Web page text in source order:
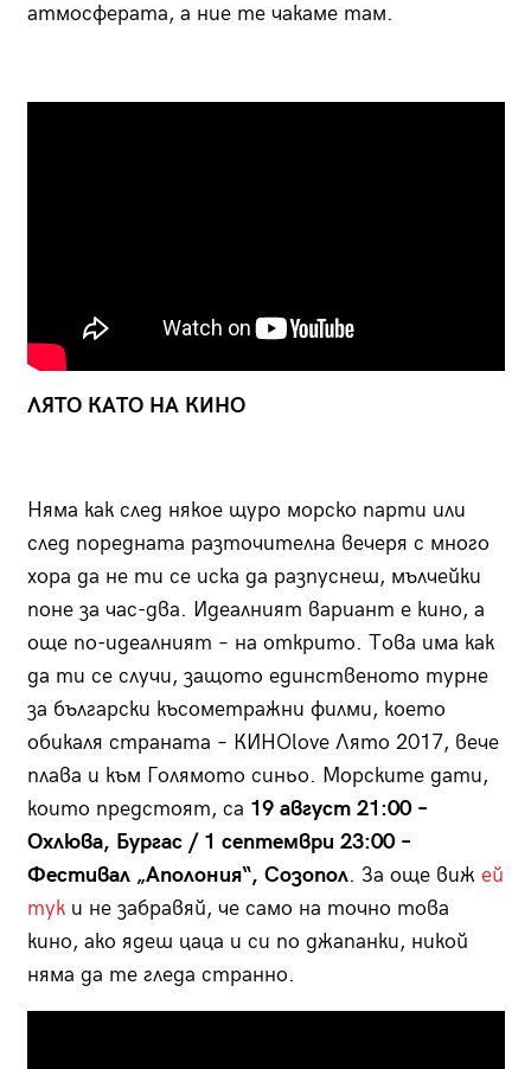
атмосферата, а ние те чакаме там.
ЛЯТО КАТО НА КИНО
Няма как след някое щуро морско парти или
след поредната разточителна вечеря с много
хора да не ти се иска да разпуснеш, мълчейки
поне за час-два. Идеалният вариант е кино, а
още по-идеалният – на открито. Това има как
да ти се случи, защото единственото турне
за български късометражни филми, което
обикаля страната – КИНОlove Лято 2017, вече
плава и към Голямото синьо. Морските дати,
които предстоят, са 19 август 21:00 –
Охлюва, Бургас / 1 септември 23:00 –
Фестивал „Аполония“, Созопол. За още виж ей
туки не забравяй, че само на точно това
кино, ако ядеш цаца и си по джапанки, никой
няма да те гледа странно.